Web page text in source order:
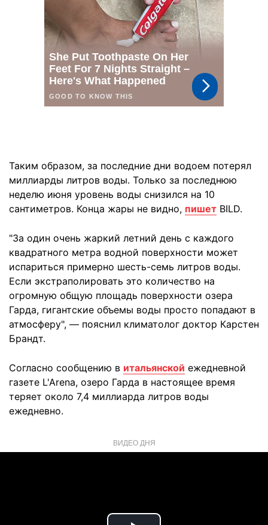
Таким образом, за последние дни водоем потерял
миллиарды литров воды. Только за последнюю
неделю июня уровень воды снизился на 10
сантиметров. Конца жары не видно, пишет BILD.
"За один очень жаркий летний день с каждого
квадратного метра водной поверхности может
испариться примерно шесть-семь литров воды.
Если экстраполировать это количество на
огромную общую площадь поверхности озера
Гарда, гигантские объемы воды просто попадают в
атмосферу", — пояснил климатолог доктор Карстен
Брандт.
Согласно сообщению в итальянской ежедневной
газете L'Arena, озеро Гарда в настоящее время
теряет около 7,4 миллиарда литров воды
ежедневно.
ВИДЕО ДНЯ